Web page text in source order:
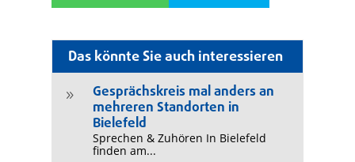
Das könnte Sie auch interessieren
9
Gesprächskreis mal anders an
mehreren Standorten in
Bielefeld
Sprechen & Zuhören In Bielefeld
finden am...